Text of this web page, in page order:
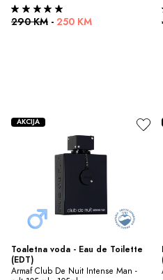
290 KM - 250 KM
Toaletna voda - Eau de Toilette
(EDT)
Armaf Club De Nuit Intense Man -
AKCIJA